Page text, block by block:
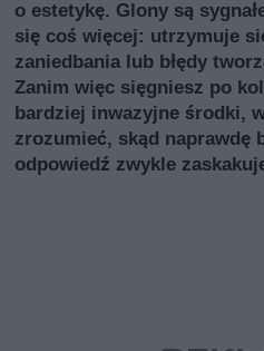
o estetykę. Glony są
się coś więcej: utrzymuje
zaniedbania lub błędy
Zanim więc sięgniesz po
bardziej inwazyjne środki,
zrozumieć, skąd
odpowiedź zwykle